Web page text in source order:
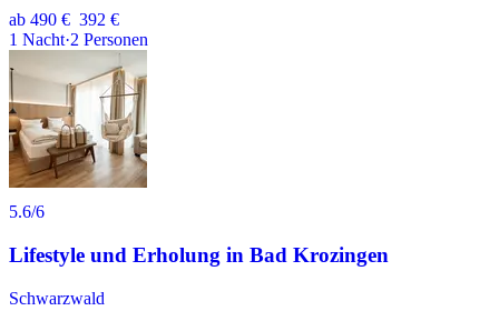
ab 490 € 392 €
1 Nacht·2 Personen
5.6/6
Lifestyle und Erholung in Bad Krozingen
Schwarzwald